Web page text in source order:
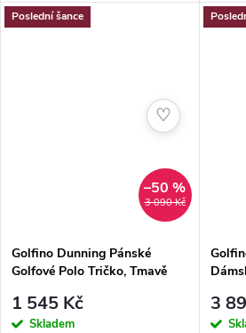
Poslední šance
3 090 Kč
–50 %
Golfino Dunning Pánské
Golfové Polo Tričko, Tmavě
1 545 Kč
Skladem
♡
3